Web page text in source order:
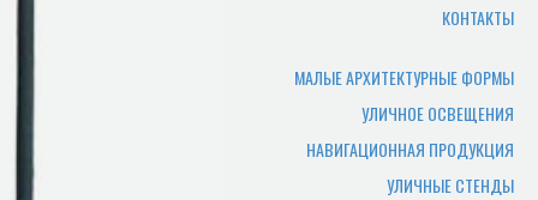
Мы осуществляем доставку по
Москве и Московской области.
Цена зависит от адреса
поставки и просчитывается
КОНТАКТЫ
МАЛЫЕ АРХИТЕКТУРНЫЕ ФОРМЫ
УЛИЧНОЕ ОСВЕЩЕНИЯ
НАВИГАЦИОННАЯ ПРОДУКЦИЯ
УЛИЧНЫЕ СТЕНДЫ